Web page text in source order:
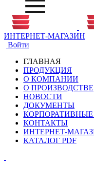
ИНТЕРНЕТ-МАГАЗИН
Войти
ГЛАВНАЯ
ПРОДУКЦИЯ
О КОМПАНИИ
О ПРОИЗВОДСТВЕ
НОВОСТИ
ДОКУМЕНТЫ
КОНТАКТЫ
ИНТЕРНЕТ-
КАТАЛОГ PDF